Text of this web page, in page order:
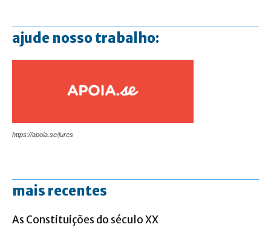
ajude nosso trabalho:
https://apoia.se/jures
mais recentes
As Constituições do século XX